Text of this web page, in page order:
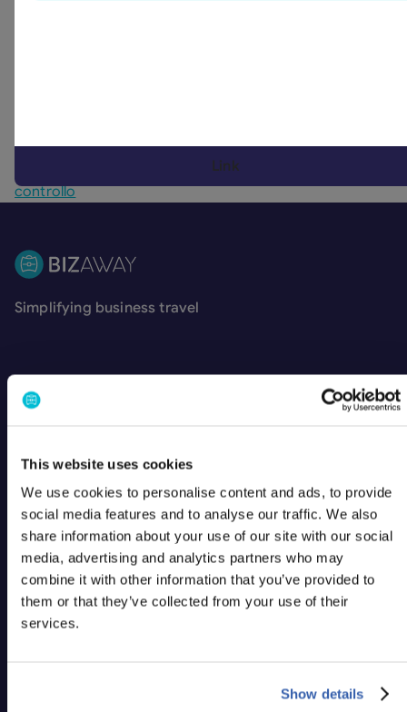
This website uses cookies
We use cookies to personalise content and ads, to provide
social media features and to analyse our traffic. We also
share information about your use of our site with our social
media, advertising and analytics partners who may
combine it with other information that you’ve provided to
them or that they’ve collected from your use of their
services.
Show details
Link
Potrà consultare il nostro modello organizzativo al
Modello di organizzazione, gestione e
controllo
Simplifying business travel
Soluzioni
Panoramica della piattaforma
Per Business Traveler
Per Travel Manager
Per CFO & Procurement
Soluzione Enterprise